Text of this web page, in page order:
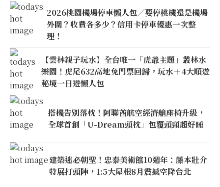
2026桃園機場停車懶人包／要停桃機還是機場
外圍？收費各多少？信用卡停車優惠一次整
理！
【雲林親子玩水】全台唯一「虎爺主題」叢林水
樂園！虎尾632高地免門票回歸，玩水＋4大順遊
秘境一日遊懶人包
搭機告別落枕！阿聯酋航空經濟艙座椅升級，
全球首創「U-Dream頭枕」包覆頭頸超好睡
建築迷必朝聖！忠泰美術館10週年：藤本壯介
特展打頭陣，1:5大屋根8月震撼空降台北